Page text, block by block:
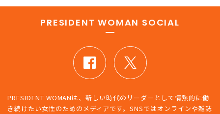
PRESIDENT WOMAN SOCIAL
PRESIDENT WOMANは、新しい時代のリーダーとして情熱的に働
き続けたい女性のためのメディアです。SNSではオンラインや雑誌